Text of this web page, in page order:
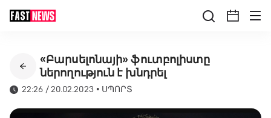
«Բարսելոնայի» ֆուտբոլիստը
ներողություն է խնդրել
22:26 / 20.02.2023 • ՍՊՈՐՏ